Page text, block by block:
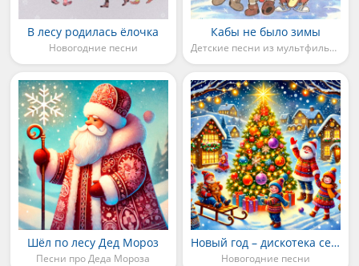
В лесу родилась ёлочка
Новогодние песни
Кабы не было зимы
Детские песни из мультфильмов
Шёл по лесу Дед Мороз
Песни про Деда Мороза
Новый год – дискотека серпантин
Новогодние песни